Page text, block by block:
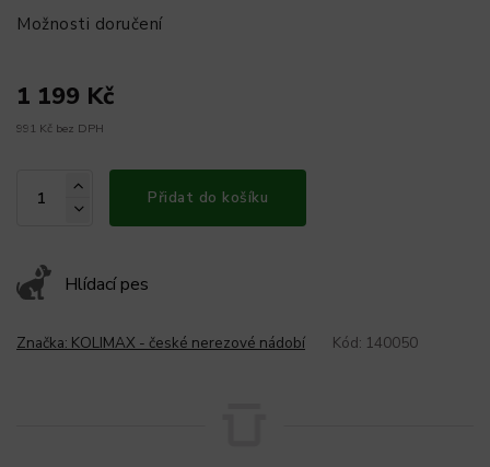
Možnosti doručení
1 199 Kč
991 Kč bez DPH
Přidat do košíku
Hlídací pes
Značka: KOLIMAX - české nerezové nádobí Kód: 140050